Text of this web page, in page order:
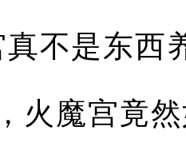
不是东西
火魔宫竟